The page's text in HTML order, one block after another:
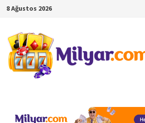
İçeriğe
8 Ağustos 2026